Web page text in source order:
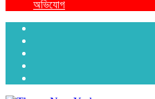
অভিযোগ